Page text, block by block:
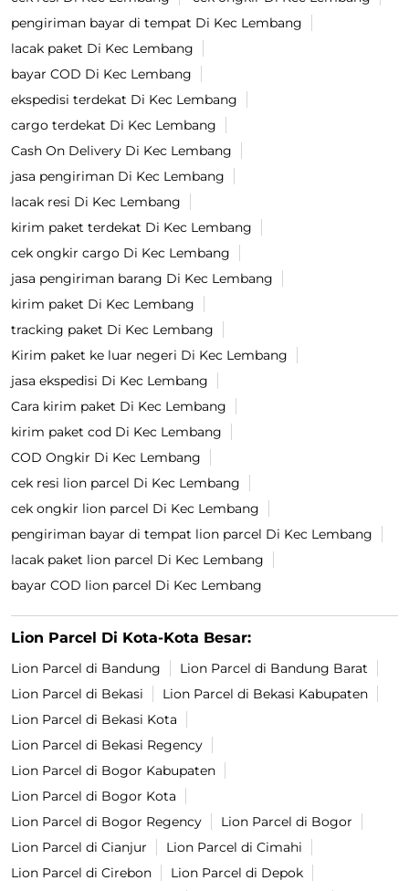
pengiriman bayar di tempat Di Kec Lembang
lacak paket Di Kec Lembang
bayar COD Di Kec Lembang
ekspedisi terdekat Di Kec Lembang
cargo terdekat Di Kec Lembang
Cash On Delivery Di Kec Lembang
jasa pengiriman Di Kec Lembang
lacak resi Di Kec Lembang
kirim paket terdekat Di Kec Lembang
cek ongkir cargo Di Kec Lembang
jasa pengiriman barang Di Kec Lembang
kirim paket Di Kec Lembang
tracking paket Di Kec Lembang
Kirim paket ke luar negeri Di Kec Lembang
jasa ekspedisi Di Kec Lembang
Cara kirim paket Di Kec Lembang
kirim paket cod Di Kec Lembang
COD Ongkir Di Kec Lembang
cek resi lion parcel Di Kec Lembang
cek ongkir lion parcel Di Kec Lembang
pengiriman bayar di tempat lion parcel Di Kec Lembang
lacak paket lion parcel Di Kec Lembang
bayar COD lion parcel Di Kec Lembang
Lion Parcel Di Kota-Kota Besar:
Lion Parcel di Bandung
Lion Parcel di Bandung Barat
Lion Parcel di Bekasi
Lion Parcel di Bekasi Kabupaten
Lion Parcel di Bekasi Kota
Lion Parcel di Bekasi Regency
Lion Parcel di Bogor Kabupaten
Lion Parcel di Bogor Kota
Lion Parcel di Bogor Regency
Lion Parcel di Bogor
Lion Parcel di Cianjur
Lion Parcel di Cimahi
Lion Parcel di Cirebon
Lion Parcel di Depok